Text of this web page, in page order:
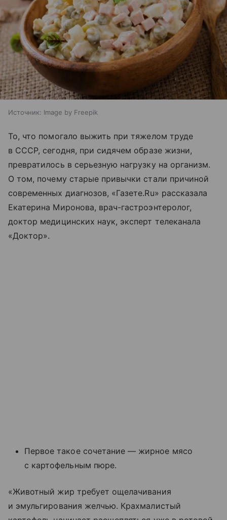
Источник: Image by Freepik
То, что помогало выжить при тяжелом труде
в СССР, сегодня, при сидячем образе жизни,
превратилось в серьезную нагрузку на организм.
О том, почему старые привычки стали причиной
современных диагнозов, «Газете.Ru» рассказала
Екатерина Миронова, врач-гастроэнтеролог,
доктор медицинских наук, эксперт телеканала
«Доктор».
Первое такое сочетание — жирное мясо
с картофельным пюре.
«Животный жир требует ощелачивания
и эмульгирования желчью. Крахмалистый